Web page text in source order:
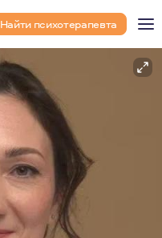
Найти психотерапевта